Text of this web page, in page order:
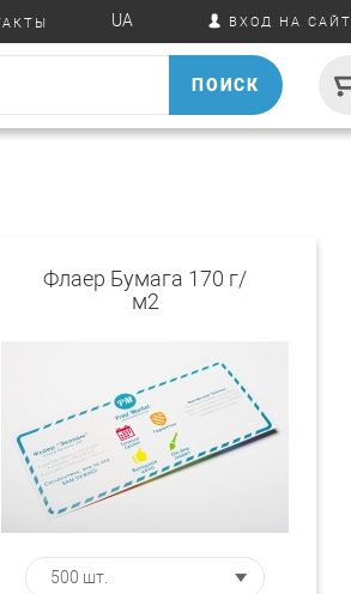
UA ВХОД НА САЙТ
ПОИСК
Флаер Бумага 170 г/
м2